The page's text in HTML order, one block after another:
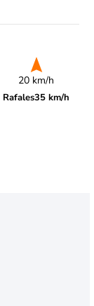
20 km/h
Rafales35 km/h